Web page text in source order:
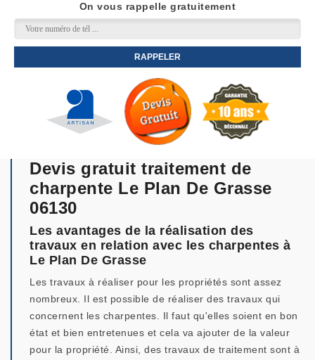
On vous rappelle gratuitement
Devis gratuit traitement de
charpente Le Plan De Grasse
06130
Les avantages de la réalisation des
travaux en relation avec les charpentes à
Le Plan De Grasse
Les travaux à réaliser pour les propriétés sont assez
nombreux. Il est possible de réaliser des travaux qui
concernent les charpentes. Il faut qu'elles soient en bon
état et bien entretenues et cela va ajouter de la valeur
pour la propriété. Ainsi, des travaux de traitement sont à